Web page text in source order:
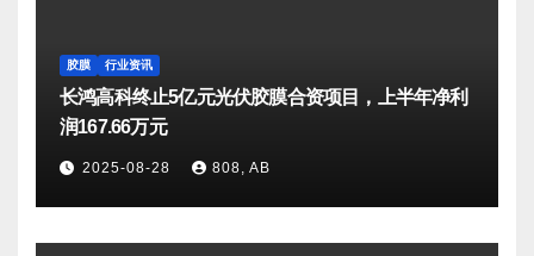
胶膜 行业资讯
长鸿高科终止5亿元光伏胶膜合资项目，上半年净利
润167.66万元
2025-08-28 808, AB